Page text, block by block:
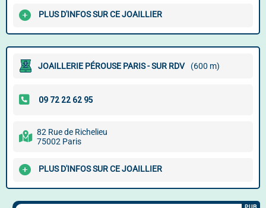
PLUS D'INFOS SUR CE JOAILLIER
JOAILLERIE PÉROUSE PARIS - SUR RDV (600 m)
82 Rue de Richelieu
75002 Paris
PLUS D'INFOS SUR CE JOAILLIER